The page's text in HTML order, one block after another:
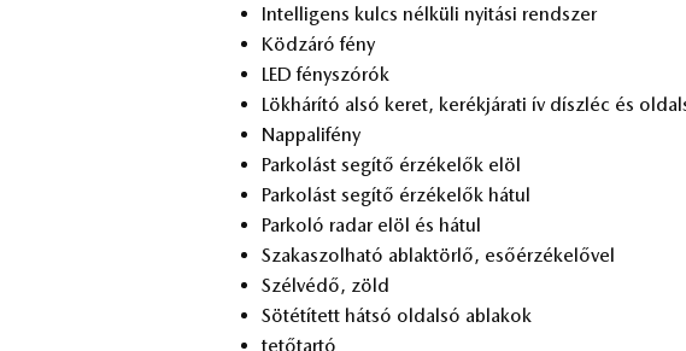
In­tel­li­gens kulcs nél­kü­li nyi­tá­si rend­szer
Köd­zá­ró fény
LED fény­szó­rók
Lök­há­rí­tó alsó ke­ret, ke­rék­já­ra­ti ív dísz­léc és
Nap­pa­li­fény
Par­ko­lást se­gí­tő ér­zé­ke­lők elöl
Par­ko­lást se­gí­tő ér­zé­ke­lők há­tul
Par­ko­ló ra­dar elöl és há­tul
Sza­ka­szol­ha­tó ab­lak­tör­lő, eső­ér­zé­ke­lő­vel
Szél­vé­dő, zöld
Sö­té­tí­tett hát­só ol­dal­só ab­la­kok
te­tő­tar­tó